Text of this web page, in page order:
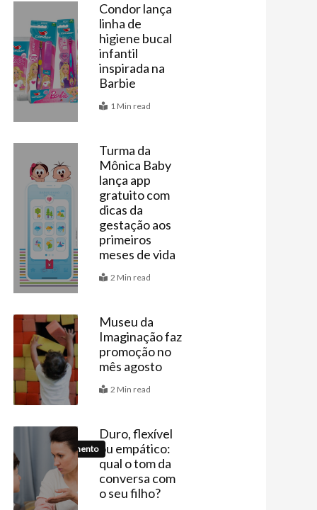
Vitrine
Condor lança
linha de
higiene bucal
infantil
inspirada na
Barbie
1 Min read
Últimas
Turma da
Mônica Baby
lança app
gratuito com
dicas da
gestação aos
primeiros
meses de vida
2 Min read
Agenda
Museu da
Imaginação faz
promoção no
mês agosto
2 Min read
Comportamento
Duro, flexível
ou empático:
qual o tom da
conversa com
o seu filho?